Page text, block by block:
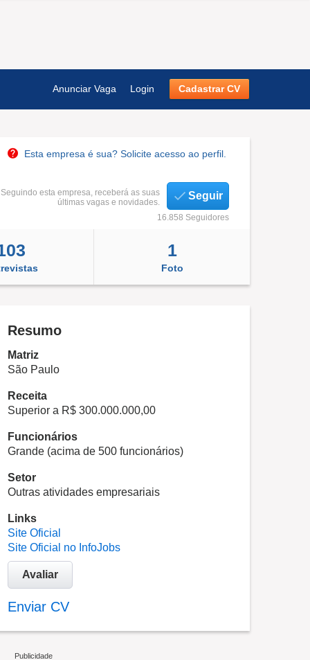
Anunciar Vaga Login Cadastrar CV
Esta empresa é sua? Solicite acesso ao perfil.
Seguindo esta empresa, receberá as suas
últimas vagas e novidades.
Seguir
16.858 Seguidores
1
Foto
Resumo
Matriz
São Paulo
Receita
Superior a R$ 300.000.000,00
Funcionários
Grande (acima de 500 funcionários)
Setor
Outras atividades empresariais
Links
Site Oficial
Site Oficial no InfoJobs
Avaliar
Enviar CV